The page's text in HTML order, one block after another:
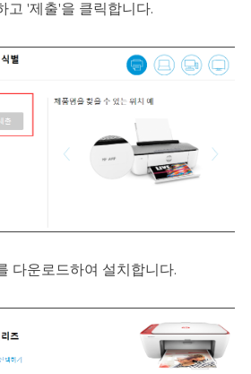
고 '제출'을 클릭합니다.
다운로드하여 설치합니다.